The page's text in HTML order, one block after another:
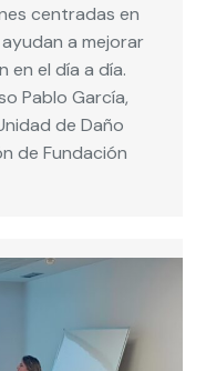
centradas en
a mejorar
en el día a día.
Pablo García,
de Daño
de Fundación